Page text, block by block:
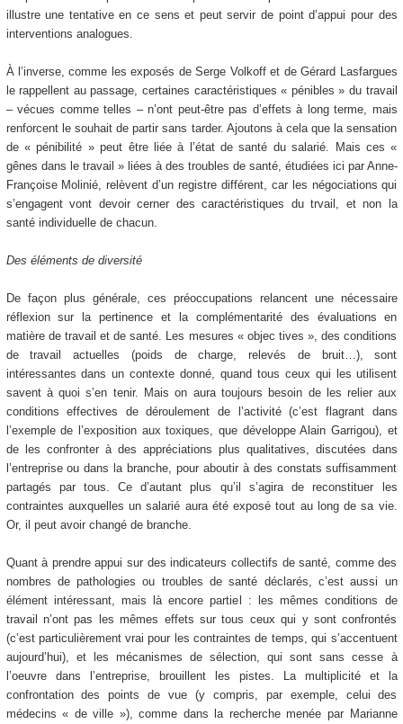
illustre une tentative en ce sens et peut servir de point d’appui pour des
interventions analogues.
À l’inverse, comme les exposés de Serge Volkoff et de Gérard Lasfargues
le rappellent au passage, certaines caractéristiques « pénibles » du travail
– vécues comme telles – n’ont peut-être pas d’effets à long terme, mais
renforcent le souhait de partir sans tarder. Ajoutons à cela que la sensation
de « pénibilité » peut être liée à l’état de santé du salarié. Mais ces «
gênes dans le travail » liées à des troubles de santé, étudiées ici par Anne-
Françoise Molinié, relèvent d’un registre différent, car les négociations qui
s’engagent vont devoir cerner des caractéristiques du trvail, et non la
santé individuelle de chacun.
Des éléments de diversité
De façon plus générale, ces préoccupations relancent une nécessaire
réflexion sur la pertinence et la complémentarité des évaluations en
matière de travail et de santé. Les mesures « objec tives », des conditions
de travail actuelles (poids de charge, relevés de bruit…), sont
intéressantes dans un contexte donné, quand tous ceux qui les utilisent
savent à quoi s’en tenir. Mais on aura toujours besoin de les relier aux
conditions effectives de déroulement de l’activité (c’est flagrant dans
l’exemple de l’exposition aux toxiques, que développe Alain Garrigou), et
de les confronter à des appréciations plus qualitatives, discutées dans
l’entreprise ou dans la branche, pour aboutir à des constats suffisamment
partagés par tous. Ce d’autant plus qu’il s’agira de reconstituer les
contraintes auxquelles un salarié aura été exposé tout au long de sa vie.
Or, il peut avoir changé de branche.
Quant à prendre appui sur des indicateurs collectifs de santé, comme des
nombres de pathologies ou troubles de santé déclarés, c’est aussi un
élément intéressant, mais là encore partiel : les mêmes conditions de
travail n’ont pas les mêmes effets sur tous ceux qui y sont confrontés
(c’est particulièrement vrai pour les contraintes de temps, qui s’accentuent
aujourd’hui), et les mécanismes de sélection, qui sont sans cesse à
l’oeuvre dans l’entreprise, brouillent les pistes. La multiplicité et la
confrontation des points de vue (y compris, par exemple, celui des
médecins « de ville »), comme dans la recherche menée par Marianne